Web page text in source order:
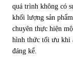
quá trình không có
khối lượng sản
chuyên thực hiện
hình thức tối ưu khi
đáng kể.